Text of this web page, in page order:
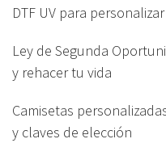
DTF UV para
Ley de Segunda
y rehacer tu vida
Camisetas
y claves de elección